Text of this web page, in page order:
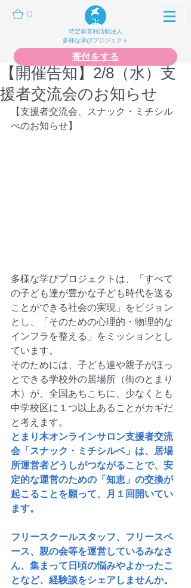
0
特定非営利活動法人
多様な学びプロジェクト
寄付をする
【開催告知】2/8（水）支
援者交流会のお知らせ
【支援者交流会、スナック・ミチシル
べのお知らせ】
多様な学びプロジェクトは、「すべて
の子ども達が豊かな子ども時代を送る
ことができる社会の実現」をビジョン
とし、「そのための心理的・物理的な
インフラを整える」をミッションとし
ています。
そのためには、子ども達や親子がほっ
とできる学校外の居場所（街のとまり
木）が、全国あちこちに、少なくとも
中学校区に１つ以上あることがカギだ
と考えます。
とまり木オンラインサロン支援者交流
会「スナック・ミチシルベ」は、居場
所運営者どうしがつながることで、安
定的な運営のための「知恵」の交換が
起こることを願って、月１回開いてい
ます。
フリースクールスタッフ、フリースペ
ース、親の会等を運営しているみなさ
ん、集まって日頃の悩みやよかったこ
となど、経験談をシェアしませんか。